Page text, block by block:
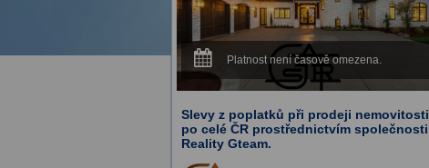
Platnost není časově omezena.
Slevy z poplatků při prodeji nemovitosti
po celé ČR prostřednictvím společnosti
Reality Gteam.